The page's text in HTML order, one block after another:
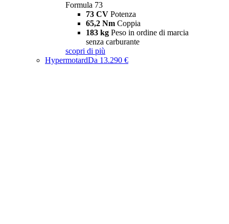
Formula 73
73 CV Potenza
65,2 Nm Coppia
183 kg Peso in ordine di marcia
senza carburante
scopri di più
HypermotardDa 13.290 €